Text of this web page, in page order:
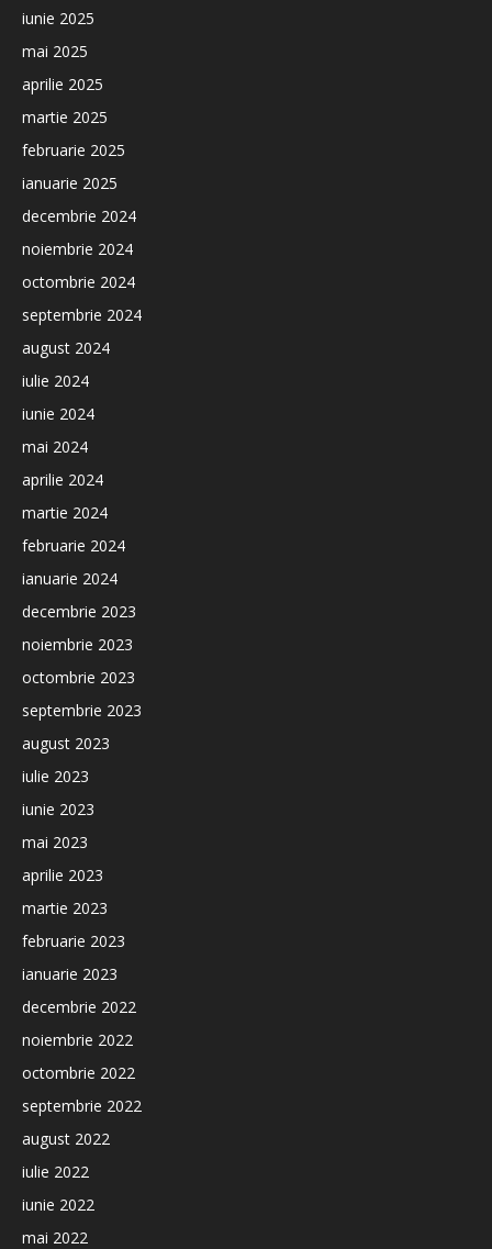
iunie 2025
mai 2025
aprilie 2025
martie 2025
februarie 2025
ianuarie 2025
decembrie 2024
noiembrie 2024
octombrie 2024
septembrie 2024
august 2024
iulie 2024
iunie 2024
mai 2024
aprilie 2024
martie 2024
februarie 2024
ianuarie 2024
decembrie 2023
noiembrie 2023
octombrie 2023
septembrie 2023
august 2023
iulie 2023
iunie 2023
mai 2023
aprilie 2023
martie 2023
februarie 2023
ianuarie 2023
decembrie 2022
noiembrie 2022
octombrie 2022
septembrie 2022
august 2022
iulie 2022
iunie 2022
mai 2022